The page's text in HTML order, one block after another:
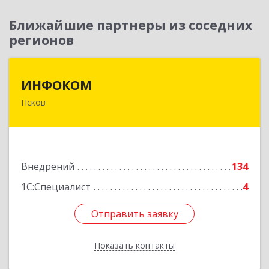
Ближайшие партнеры из соседних
регионов
ИНФОКОМ
Псков
Внедрений
134
1С:Специалист
4
Отправить заявку
Показать контакты
180000, Псковская обл, Псков г, Советская ул,
Отправить заявку
Назад